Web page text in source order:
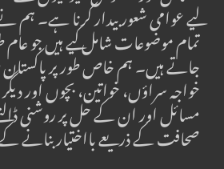
لیے عوامی شعور بیدار کرنا ہے۔
تمام موضوعات شامل کیے ہیں جو عام
جاتے ہیں۔ ہم خاص طور پر پاکستان
خواجہ سراؤں، خواتین، بچوں اور
مسائل اور ان کے حل پر روشنی
صحافت کے ذریعے بااختیار بنانے